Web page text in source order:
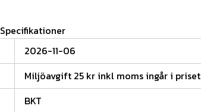
Specifikationer
2026-11-06
Miljöavgift 25 kr inkl moms ingår i priset
BKT